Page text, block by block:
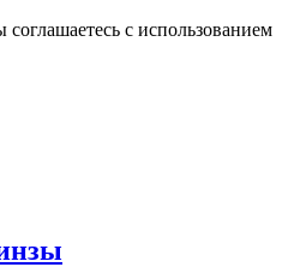
с использованием